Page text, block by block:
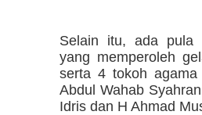
Selain itu, ada pula
yang memperoleh
serta 4 tokoh
Abdul Wahab
Idris dan H Ahmad